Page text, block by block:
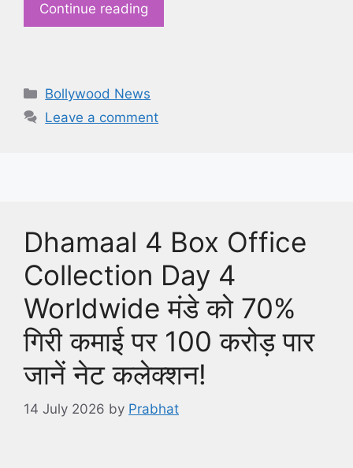
Continue reading
Categories
Bollywood News
Leave a comment
Dhamaal 4 Box Office
Collection Day 4
Worldwide मंडे को 70%
गिरी कमाई पर 100 करोड़ पार
जानें नेट कलेक्शन!
14 July 2026 by Prabhat